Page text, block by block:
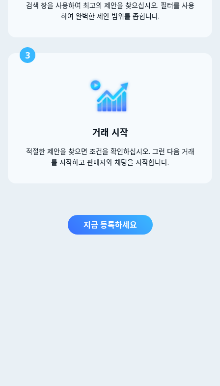
검색 창을 사용하여 최고의 제안을 찾으십시오. 필터를 사용
하여 완벽한 제안 범위를 좁힙니다.
3
거래 시작
적절한 제안을 찾으면 조건을 확인하십시오. 그런 다음 거래
를 시작하고 판매자와 채팅을 시작합니다.
지금 등록하세요